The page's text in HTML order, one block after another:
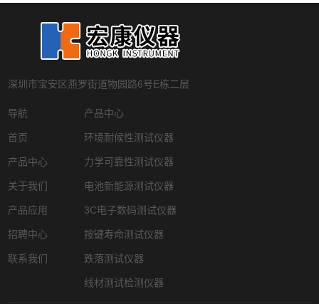
深圳市宝安区燕罗街道物园路6号E栋二层
导航
首页
产品中心
关于我们
产品应用
招聘中心
联系我们
产品中心
环境耐候性测试仪器
力学可靠性测试仪器
电池新能源测试仪器
3C电子数码测试仪器
按键寿命测试仪器
跌落测试仪器
线材测试检测仪器